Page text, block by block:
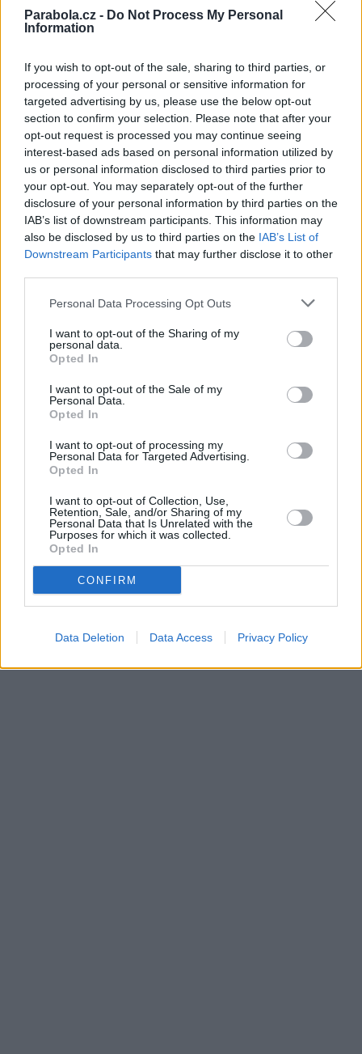
Parabola.cz - Do Not Process My Personal
Information
If you wish to opt-out of the sale, sharing to third parties, or
processing of your personal or sensitive information for
targeted advertising by us, please use the below opt-out
section to confirm your selection. Please note that after your
opt-out request is processed you may continue seeing
interest-based ads based on personal information utilized by
us or personal information disclosed to third parties prior to
your opt-out. You may separately opt-out of the further
disclosure of your personal information by third parties on the
IAB’s list of downstream participants. This information may
also be disclosed by us to third parties on the IAB’s List of
Downstream Participants that may further disclose it to other
Personal Data Processing Opt Outs
I want to opt-out of the Sharing of my
personal data.
Opted In
I want to opt-out of the Sale of my
Personal Data.
Opted In
I want to opt-out of processing my
Personal Data for Targeted Advertising.
Opted In
I want to opt-out of Collection, Use,
Retention, Sale, and/or Sharing of my
Personal Data that Is Unrelated with the
Purposes for which it was collected.
Opted In
CONFIRM
Data Deletion Data Access Privacy Policy
Reklama
07.08.2026 - Bosch Powertrain s.r.o. Jihlava • linkový střídač • mzda
48.400 Kč • příspěvek na ubytování (Jihlava, okres Jihlava)
07.08.2026 -Bosch Powertrain s.r.o. Jihlava • obsluha CNC strojů •
48.400 Kč • náborový bonus 50.000 Kč • příspěvek na ubytování
07.08.2026 -
Specialista pro elektronická zařízení údržby (m/ž) (tř.
Klementa 869, Mladá Boleslav II)
06.08.2026 -Bosch Powertrain s.r.o. Jihlava • CNC operátor• mzda
Kč • náborový bonus 50.000 Kč • příspěvek na ubytování (Jihlava,
Jihlava)
06.08.2026 -Bosch Powertrain s.r.o. • montážní dělník • mzda 44.700
týdenní zálohy na mzdu 2.000 Kč (Jihlava, okres Jihlava)
... další nabídky zaměstnání
Prima sport - co nabídne v prvním
vysílacím týdnu
Kdy a kde bude Prima sport k
naladění na Skylinku
Parabola.cz- web o satelitní, terestrické a kabelové televizi, ©
O webu parabola.cz• O souborech cookies• Inzerce
Kontakt
Dovolená u moře •Bazény